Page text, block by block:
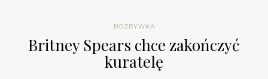
ROZRYWKA
Britney Spears chce zakończyć
kuratelę